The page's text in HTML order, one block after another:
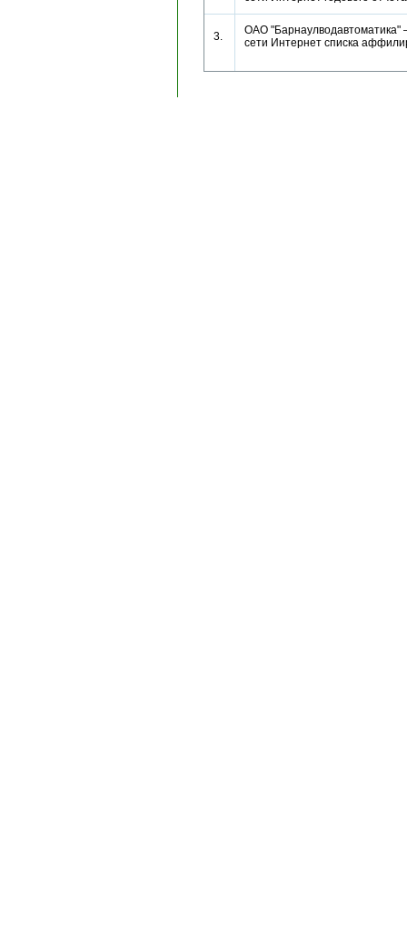
3.
ОАО "Барнаулводавтоматика"
сети Интернет списка